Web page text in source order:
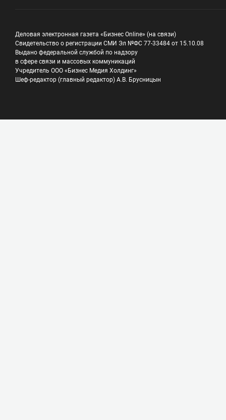
Деловая электронная газета «Бизнес Online» (на связи)
Свидетельство о регистрации СМИ Эл №ФС 77-33484 от 15.10.08
Выдано федеральной службой по надзору
в сфере связи и массовых коммуникаций
Учредитель ООО «Бизнес Медия Холдинг»
Шеф-редактор (главный редактор) А.В. Брусницын